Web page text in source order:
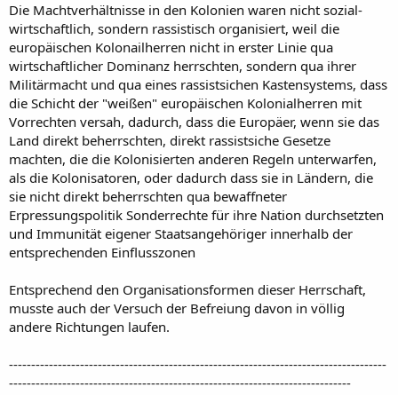
Die Machtverhältnisse in den Kolonien waren nicht sozial-
wirtschaftlich, sondern rassistisch organisiert, weil die
europäischen Kolonailherren nicht in erster Linie qua
wirtschaftlicher Dominanz herrschten, sondern qua ihrer
Militärmacht und qua eines rassistsichen Kastensystems, dass
die Schicht der "weißen" europäischen Kolonialherren mit
Vorrechten versah, dadurch, dass die Europäer, wenn sie das
Land direkt beherrschten, direkt rassistsiche Gesetze
machten, die die Kolonisierten anderen Regeln unterwarfen,
als die Kolonisatoren, oder dadurch dass sie in Ländern, die
sie nicht direkt beherrschten qua bewaffneter
Erpressungspolitik Sonderrechte für ihre Nation durchsetzten
und Immunität eigener Staatsangehöriger innerhalb der
entsprechenden Einflusszonen
Entsprechend den Organisationsformen dieser Herrschaft,
musste auch der Versuch der Befreiung davon in völlig
andere Richtungen laufen.
-------------------------------------------------------------------------------------
-----------------------------------------------------------------------------